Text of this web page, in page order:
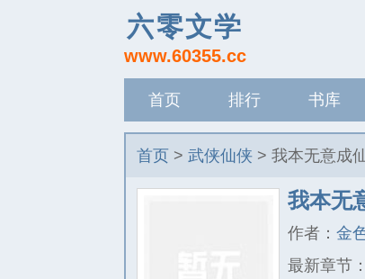
六零文学
www.60355.cc
首页 排行 书库
记录
首页 >武侠仙侠 > 我本无意成
我本无
作者：金
最新章节：